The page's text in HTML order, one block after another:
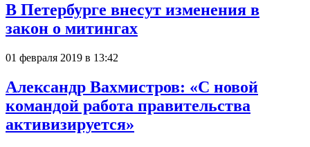
В Петербурге внесут изменения в
закон о митингах
01 февраля 2019 в 13:42
Александр Вахмистров: «С новой
командой работа правительства
активизируется»